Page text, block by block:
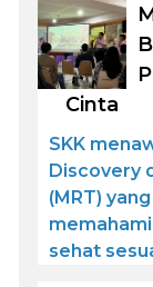
Cinta
SKK
Discovery
(MRT)
sehat